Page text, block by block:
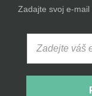
Zadajte svoj e-mail